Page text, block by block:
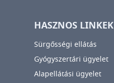
HASZNOS LINKEK
Sürgősségi ellátás
Gyógyszertári ügyelet
Alapellátási ügyelet